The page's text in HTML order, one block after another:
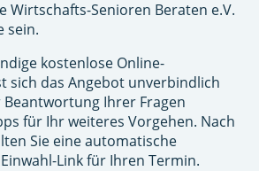
Wirtschafts-Senioren Beraten e.V.
sein.
kostenlose Online-
sich das Angebot unverbindlich
Ihrer Fragen
für Ihr weiteres Vorgehen. Nach
Sie eine automatische
Link für Ihren Termin.